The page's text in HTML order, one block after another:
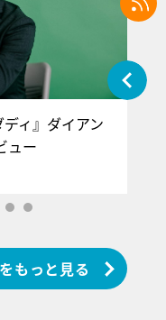
ディ』ダイアン
タビュー
もっと見る